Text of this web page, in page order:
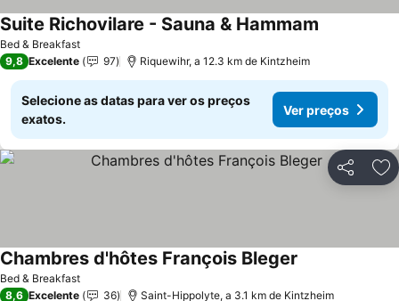
Bed & Breakfast
Suite Richovilare - Sauna & Hammam
9,8 Excelente 97 Riquewihr, a 12.3 km de Kintzheim
Selecione as datas para ver os preços
exatos.
Ver preços
Partilhar
Bed & Breakfast
Chambres d'hôtes François Bleger
8,6 Excelente 36 Saint-Hippolyte, a 3.1 km de Kintzheim